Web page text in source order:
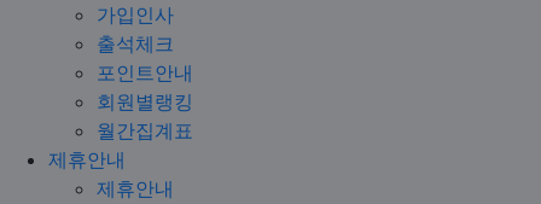
가입인사
출석체크
포인트안내
회원별랭킹
월간집계표
제휴안내
제휴안내